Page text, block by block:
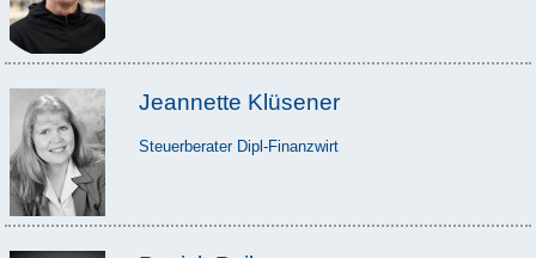
Jeannette Klüsener
Steuerberater Dipl-Finanzwirt